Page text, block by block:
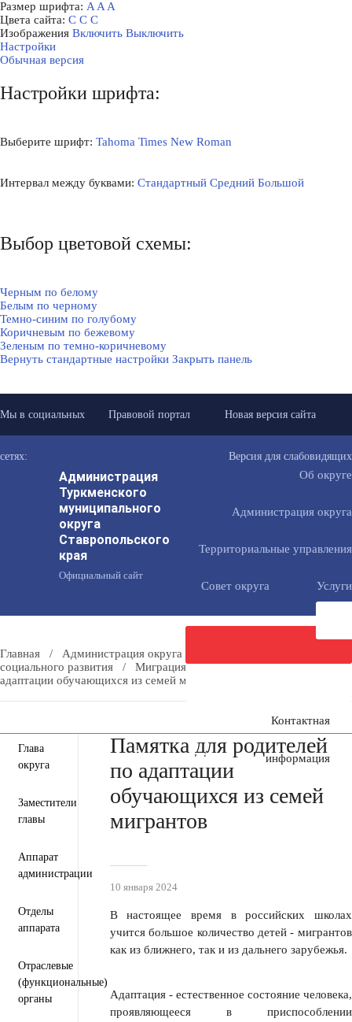
Размер шрифта: A A A
Цвета сайта: С С С
Изображения Включить Выключить
Настройки
Обычная версия
Настройки шрифта:
Выберите шрифт: Tahoma Times New Roman
Интервал между буквами: Стандартный Средний Большой
Выбор цветовой схемы:
Черным по белому
Белым по черному
Темно-синим по голубому
Коричневым по бежевому
Зеленым по темно-коричневому
Вернуть стандартные настройки Закрыть панель
Мы в социальных
сетях:
Правовой портал Новая версия сайта
Версия для слабовидящих
Администрация
Туркменского
муниципального
округа
Ставропольского
края
Официальный сайт
Об округе
Администрация округа
Территориальные управления
Совет округа Услуги
сообщение
Контактная
информация
Пресс-центр Деятельность
Главная / Администрация округа
социального развития
/ Миграция /
Памятка для родителей по
адаптации обучающихся из семей мигрантов
Глава
округа
Заместители
главы
Аппарат
администрации
Отделы
аппарата
Отраслевые
(функциональные)
органы
Памятка для родителей
по адаптации
обучающихся из семей
мигрантов
10 января 2024
В настоящее время в российских школах
учится большое количество детей - мигрантов
как из ближнего, так и из дальнего зарубежья.
Адаптация - естественное состояние человека,
проявляющееся в приспособлении